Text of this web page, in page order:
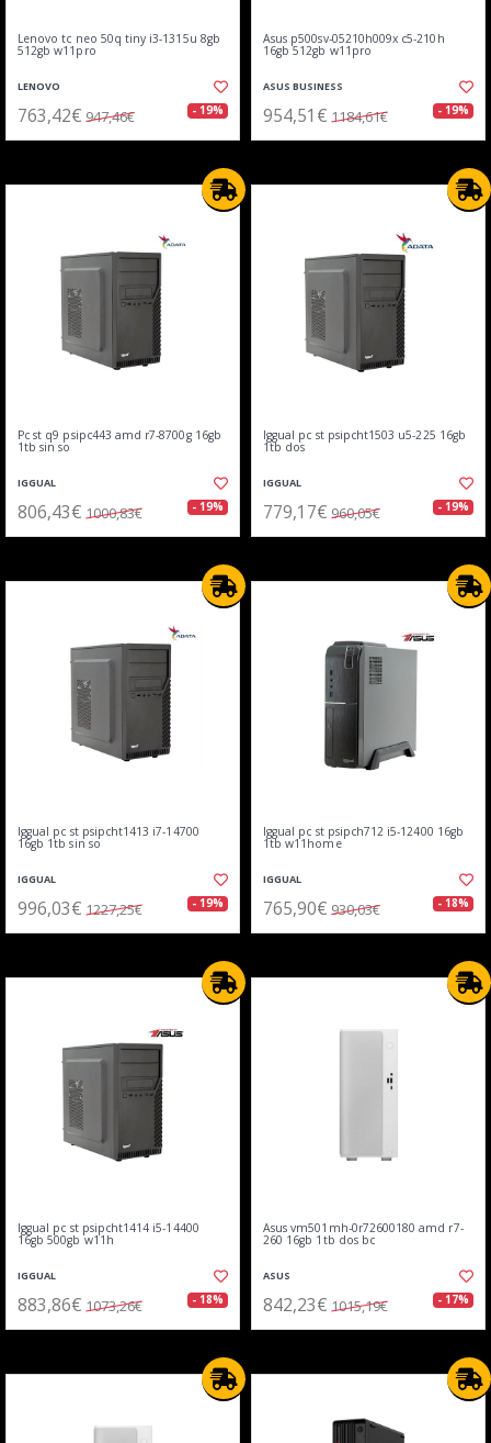
Lenovo tc neo 50q tiny i3-1315u 8gb
512gb w11pro
LENOVO
763,42€ 947,46€ - 19%
Asus p500sv-05210h009x c5-210h
16gb 512gb w11pro
ASUS BUSINESS
954,51€ 1184,61€ - 19%
Pc st q9 psipc443 amd r7-8700g 16gb
1tb sin so
IGGUAL
806,43€ 1000,83€ - 19%
Iggual pc st psipcht1503 u5-225 16gb
1tb dos
IGGUAL
779,17€ 960,05€ - 19%
Iggual pc st psipcht1413 i7-14700
16gb 1tb sin so
IGGUAL
996,03€ 1227,25€ - 19%
Iggual pc st psipch712 i5-12400 16gb
1tb w11home
IGGUAL
765,90€ 930,03€ - 18%
Iggual pc st psipcht1414 i5-14400
16gb 500gb w11h
IGGUAL
883,86€ 1073,26€ - 18%
Asus vm501mh-0r72600180 amd r7-
260 16gb 1tb dos bc
ASUS
842,23€ 1015,19€ - 17%